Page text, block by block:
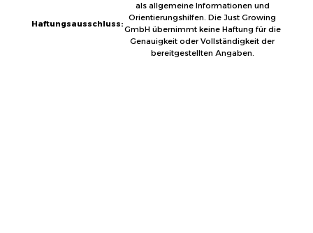
Haftungsausschluss:
als allgemeine Informationen und
Orientierungshilfen. Die Just Growing
GmbH übernimmt keine Haftung für die
Genauigkeit oder Vollständigkeit der
bereitgestellten Angaben.